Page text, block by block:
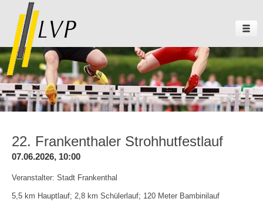
22. Frankenthaler Strohhutfestlauf
07.06.2026, 10:00
Veranstalter: Stadt Frankenthal
5,5 km Hauptlauf; 2,8 km Schülerlauf; 120 Meter Bambinilauf